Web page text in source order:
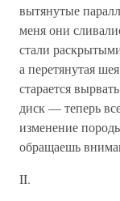
вытянутые
меня они
стали
а перетянутая
старается
диск — теперь
изменение
обращаешь
II.